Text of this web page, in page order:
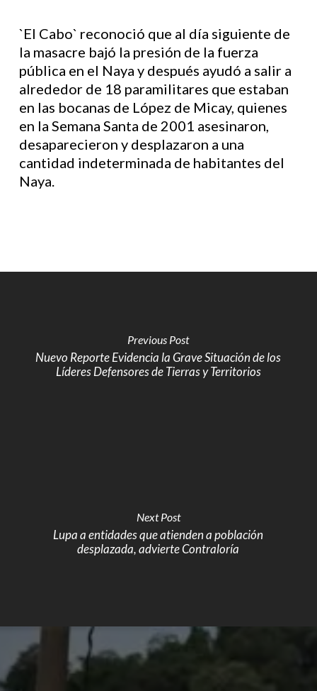
`El Cabo` reconoció que al día siguiente de
la masacre bajó la presión de la fuerza
pública en el Naya y después ayudó a salir a
alrededor de 18 paramilitares que estaban
en las bocanas de López de Micay, quienes
en la Semana Santa de 2001 asesinaron,
desaparecieron y desplazaron a una
cantidad indeterminada de habitantes del
Naya.
Previous Post
Nuevo Reporte Evidencia la Grave Situación de los
Líderes Defensores de Tierras y Territorios
Next Post
Lupa a entidades que atienden a población
desplazada, advierte Contraloría